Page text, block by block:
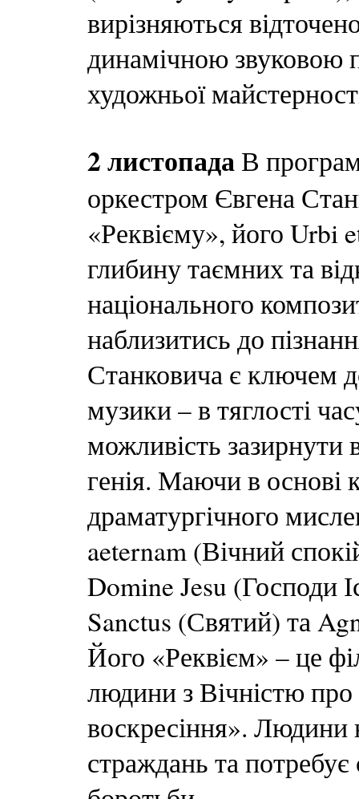
вирізняються
динамічною звуковою
художньої
2 листопада В
оркестром Євгена
«Реквієму», його Urbi
глибину таємних та
національного
наблизитись до
Станковича є ключем
музики – в тяглості
можливість зазирнути
генія. Маючи в основі
драматургічного
aeternam (Вічний
Domine Jesu (Господи
Sanctus (Святий) та
Його «Реквієм» – це
людини з Вічністю про
воскресіння».
страждань та потребує